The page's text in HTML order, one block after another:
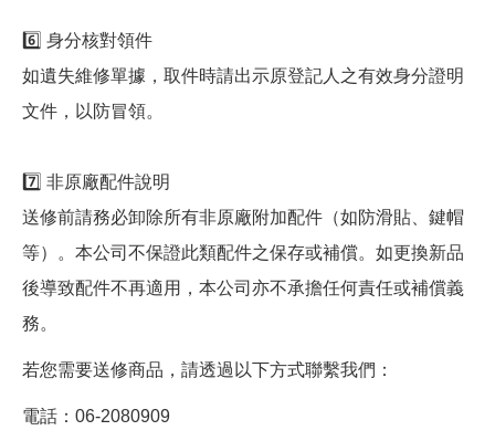
6️⃣ 身分核對領件
如遺失維修單據，取件時請出示原登記人之有效身分證明
文件，以防冒領。
7️⃣ 非原廠配件說明
送修前請務必卸除所有非原廠附加配件（如防滑貼、鍵帽
等）。本公司不保證此類配件之保存或補償。如更換新品
後導致配件不再適用，本公司亦不承擔任何責任或補償義
務。
若您需要送修商品，請透過以下方式聯繫我們：
電話：06-2080909